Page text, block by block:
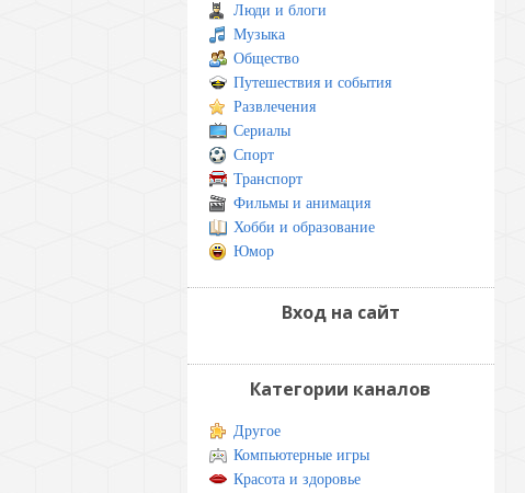
Люди и блоги
Музыка
Общество
Путешествия и события
Развлечения
Сериалы
Спорт
Транспорт
Фильмы и анимация
Хобби и образование
Юмор
Вход на сайт
Категории каналов
Другое
Компьютерные игры
Красота и здоровье